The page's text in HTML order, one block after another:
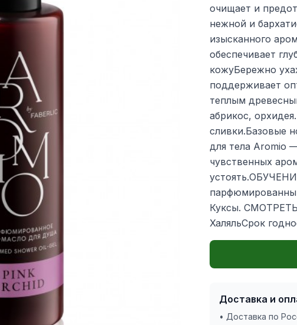
очищает и
нежной и
изысканного
обеспечивает
кожуБережно
поддерживает
теплым
абрикос,
сливки.Базовые
для тела Aromio
чувственных
Куксы.
ХаляльСрок
Доставка и
• Доставка по